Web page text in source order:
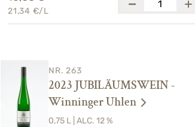
21,34 €/L
NR. 263
2023 JUBILÄUMSWEIN -
Winninger Uhlen
0,75 L | ALC. 12 %